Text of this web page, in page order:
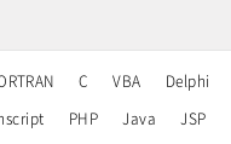
C VBA Delphi
PHP Java JSP